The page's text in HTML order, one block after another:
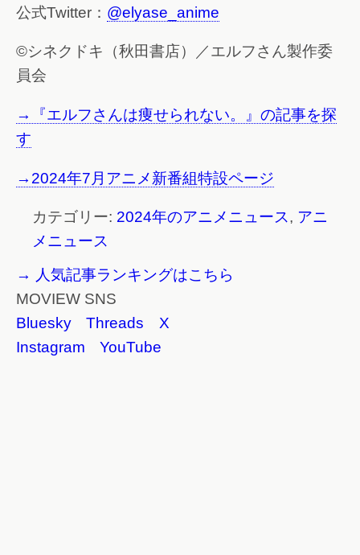
公式Twitter： @elyase_anime
©シネクドキ（秋田書店）／エルフさん製作委
員会
→『エルフさんは痩せられない。』の記事を探
す
→2024年7月アニメ新番組特設ページ
カテゴリー: 2024年のアニメニュース, アニ
メニュース
→ 人気記事ランキングはこちら
MOVIEW SNS
Bluesky
Threads
X
Instagram
YouTube